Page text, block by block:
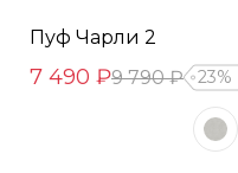
Пуф Чарли 2
7 490 ₽9 790 ₽ 23%